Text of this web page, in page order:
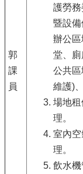
郭
課
員
護勞
暨設
辦公
堂、
公共
維護)
場地
理。
室內
理。
飲水機